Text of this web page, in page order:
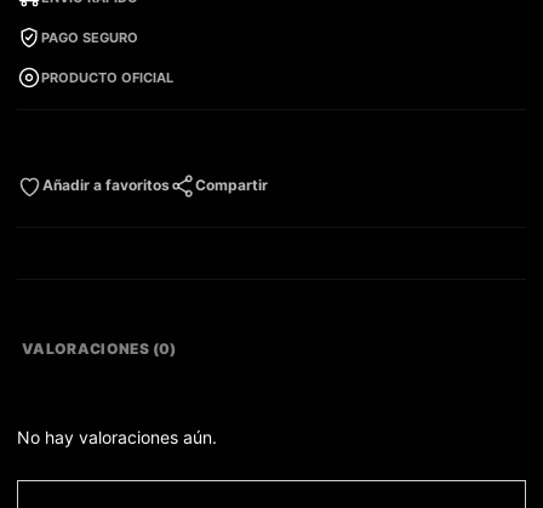
PAGO SEGURO
PRODUCTO OFICIAL
Añadir a favoritos Compartir
VALORACIONES (0)
No hay valoraciones aún.